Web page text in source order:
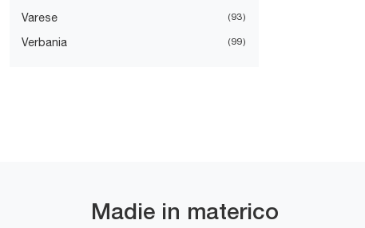
Varese 93
Verbania 99
Madie in materico